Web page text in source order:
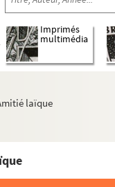
Imprimés
multimédia
laïque
militantes et